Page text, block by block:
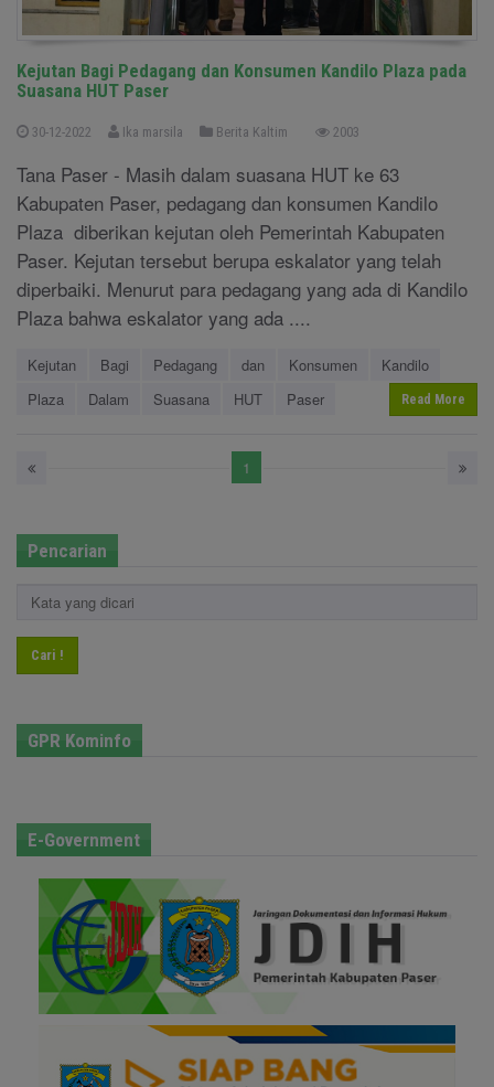
Kejutan Bagi Pedagang dan Konsumen Kandilo Plaza pada
Suasana HUT Paser
30-12-2022 Ika marsila Berita Kaltim 2003
Tana Paser - Masih dalam suasana HUT ke 63
Kabupaten Paser, pedagang dan konsumen Kandilo
Plaza diberikan kejutan oleh Pemerintah Kabupaten
Paser. Kejutan tersebut berupa eskalator yang telah
diperbaiki. Menurut para pedagang yang ada di Kandilo
Plaza bahwa eskalator yang ada ....
Kejutan Bagi Pedagang dan Konsumen
Kandilo
Plaza
Dalam Suasana HUT Paser Read More
1
Pencarian
Cari !
GPR Kominfo
E-Government